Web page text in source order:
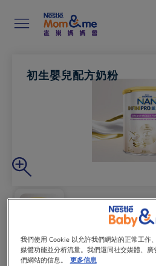
初生嬰兒配方奶粉
我們使用 Cookie 以允許我們網站的正常工作
媒體功能並分析流量。我們還同社交媒體、
們網站的信息。
更多信息